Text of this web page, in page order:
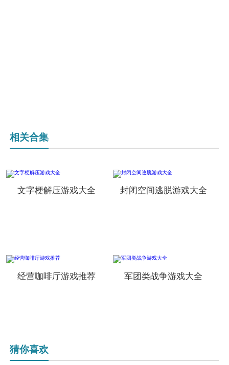
相关合集
文字梗解压游戏大全 封闭空间逃脱游戏大全
经营咖啡厅游戏推荐 军团类战争游戏大全
猜你喜欢